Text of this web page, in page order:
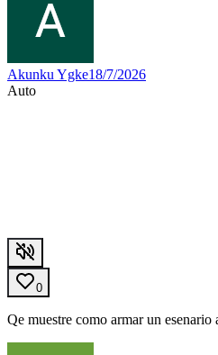
Akunku Ygke18/7/2026
Auto
0
Qe muestre como armar un